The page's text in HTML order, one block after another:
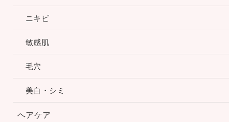
ニキビ
敏感肌
毛穴
美白・シミ
ヘアケア